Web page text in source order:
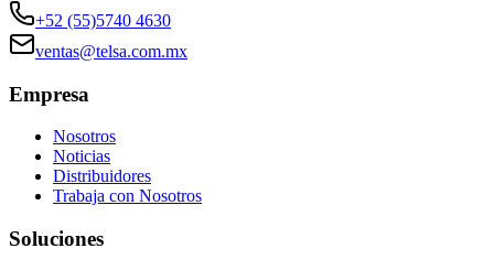
+52 (55)5740 4630
ventas@telsa.com.mx
Empresa
Nosotros
Noticias
Distribuidores
Trabaja con Nosotros
Soluciones